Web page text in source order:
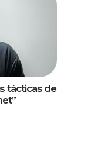
tácticas de